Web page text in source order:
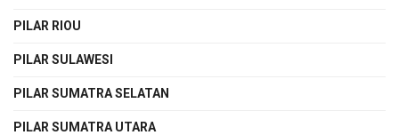
PILAR RIOU
PILAR SULAWESI
PILAR SUMATRA SELATAN
PILAR SUMATRA UTARA